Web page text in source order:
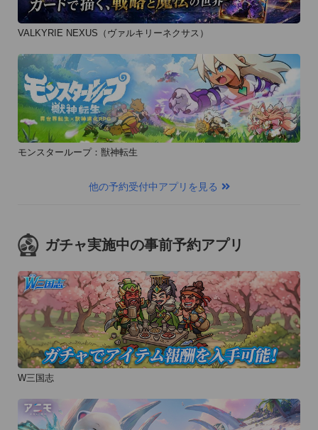
VALKYRIE NEXUS（ヴァルキリーネクサス）
モンスターループ：獣神転生
他の予約受付中アプリを見る
ガチャ実施中の事前予約アプリ
W三国志